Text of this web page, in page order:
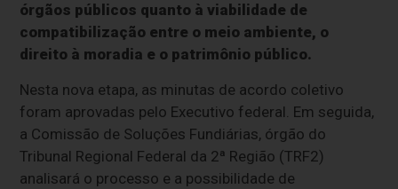
órgãos públicos quanto à viabilidade de
compatibilização entre o meio ambiente, o
direito à moradia e o patrimônio público.
Nesta nova etapa, as minutas de acordo coletivo
foram aprovadas pelo Executivo federal. Em seguida,
a Comissão de Soluções Fundiárias, órgão do
Tribunal Regional Federal da 2ª Região (TRF2)
analisará o processo e a possibilidade de